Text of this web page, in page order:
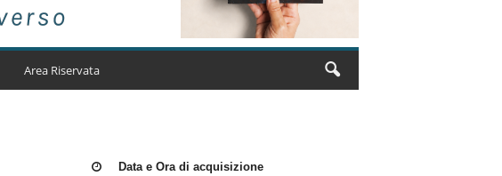
Area Riservata
Data e Ora di acquisizione